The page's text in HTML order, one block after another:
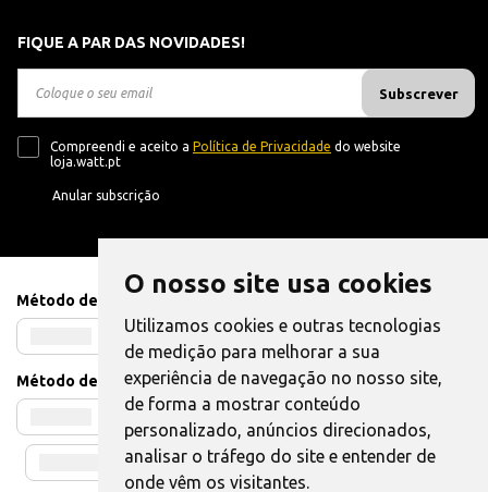
O nosso site usa cookies
Utilizamos cookies e outras tecnologias
de medição para melhorar a sua
experiência de navegação no nosso site,
de forma a mostrar conteúdo
personalizado, anúncios direcionados,
analisar o tráfego do site e entender de
onde vêm os visitantes.
FIQUE A PAR DAS NOVIDADES!
Subscrever
Compreendi e aceito a Política de Privacidade do website
loja.watt.pt
Anular subscrição
Método de Pagamento
Método de Envio